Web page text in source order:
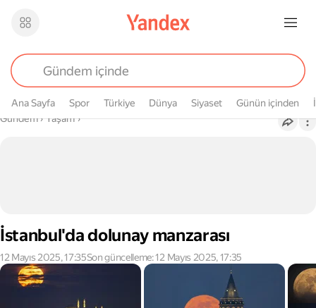
Ana Sayfa Spor Türkiye Dünya Siyaset Günün içinden
Buradasın
Gündem› Yaşam›
İstanbul'da dolunay manzarası
12 Mayıs 2025, 17:35Son güncelleme: 12 Mayıs 2025, 17:35